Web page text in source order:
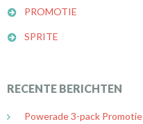
PROMOTIE
SPRITE
RECENTE BERICHTEN
Powerade 3-pack Promotie